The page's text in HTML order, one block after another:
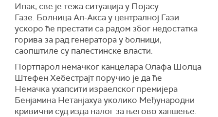
Ипак, све је тежа ситуација у Појасу
Газе. Болница Ал-Акса у централној Гази
ускоро ће престати са радом због недостатка
горива за рад генератора у болници,
саопштиле су палестинске власти.
Портпарол немачког канцелара Олафа Шолца
Штефен Хебестрајт поручио је да ће
Немачка ухапсити израелског премијера
Бенјамина Нетанјахуа уколико Међународни
кривични суд изда налог за његово хапшење.